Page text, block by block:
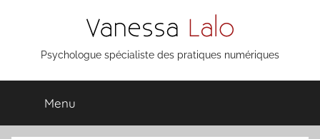
contenuVanessa
Lalo
Psychologue spécialiste des pratiques numériques
Menu